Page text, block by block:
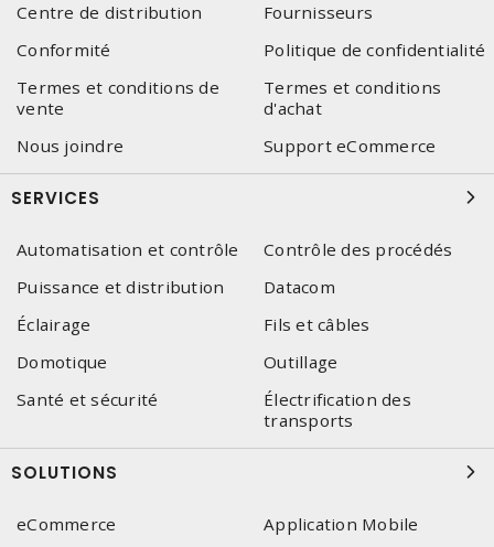
Centre de distribution
Fournisseurs
Conformité
Politique de confidentialité
Termes et conditions de
vente
Termes et conditions
d'achat
Nous joindre
Support eCommerce
SERVICES
Automatisation et contrôle
Contrôle des procédés
Puissance et distribution
Datacom
Éclairage
Fils et câbles
Domotique
Outillage
Santé et sécurité
Électrification des
transports
SOLUTIONS
eCommerce
Application Mobile